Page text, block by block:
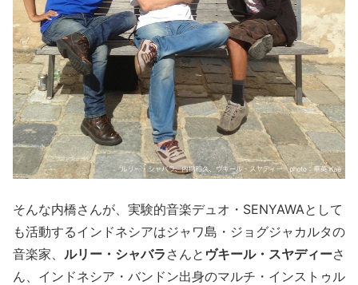
そんな内橋さんが、実験的音楽デュオ・SENYAWAとして
も活動するインドネシアはジャワ島・ジョグジャカルタの
音楽家、 ルリー・シャバラ さんと ヴキール・スヤディーさ
ん、インドネシア・バンドン出身のマルチ・インストゥル